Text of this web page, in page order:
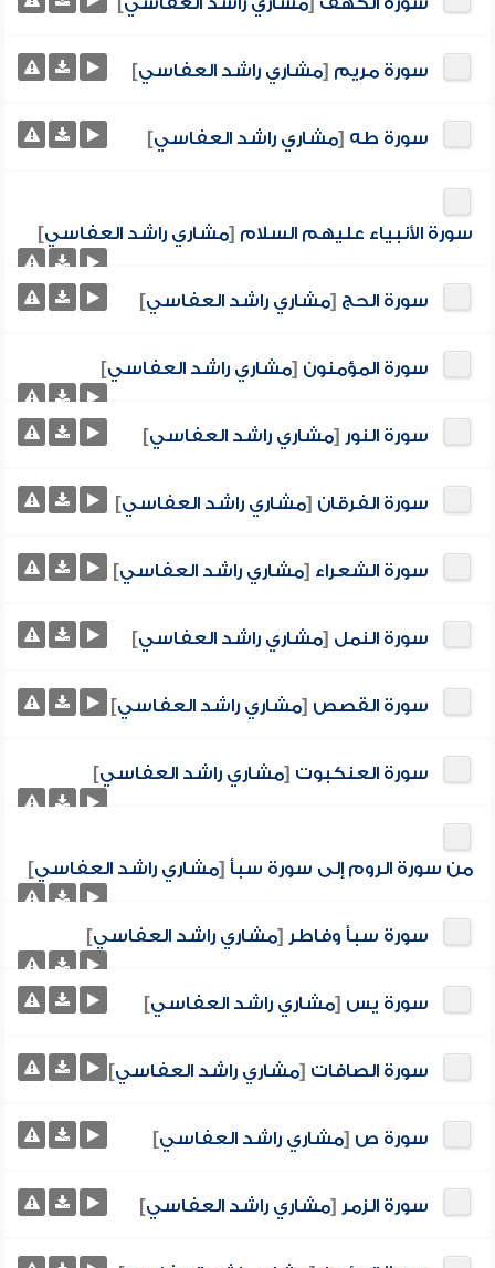
سورة مريم [مشاري راشد العفاسي]
سورة طه [مشاري راشد العفاسي]
سورة الأنبياء عليهم السلام [مشاري راشد العفاسي]
سورة الحج [مشاري راشد العفاسي]
سورة المؤمنون [مشاري راشد العفاسي]
سورة النور [مشاري راشد العفاسي]
سورة الفرقان [مشاري راشد العفاسي]
سورة الشعراء [مشاري راشد العفاسي]
سورة النمل [مشاري راشد العفاسي]
سورة القصص [مشاري راشد العفاسي]
سورة العنكبوت [مشاري راشد العفاسي]
من سورة الروم إلى سورة سبأ [مشاري راشد العفاسي]
سورة سبأ وفاطر [مشاري راشد العفاسي]
سورة يس [مشاري راشد العفاسي]
سورة الصافات [مشاري راشد العفاسي]
سورة ص [مشاري راشد العفاسي]
سورة الزمر [مشاري راشد العفاسي]